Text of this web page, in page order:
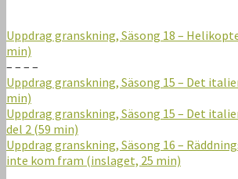
Uppdrag granskning, Säsong 18 –
min)
– – – –
Uppdrag granskning, Säsong 15 – Det
min)
Uppdrag granskning, Säsong 15 – Det
del 2 (59 min)
Uppdrag granskning, Säsong 16 –
inte kom fram (inslaget, 25 min)